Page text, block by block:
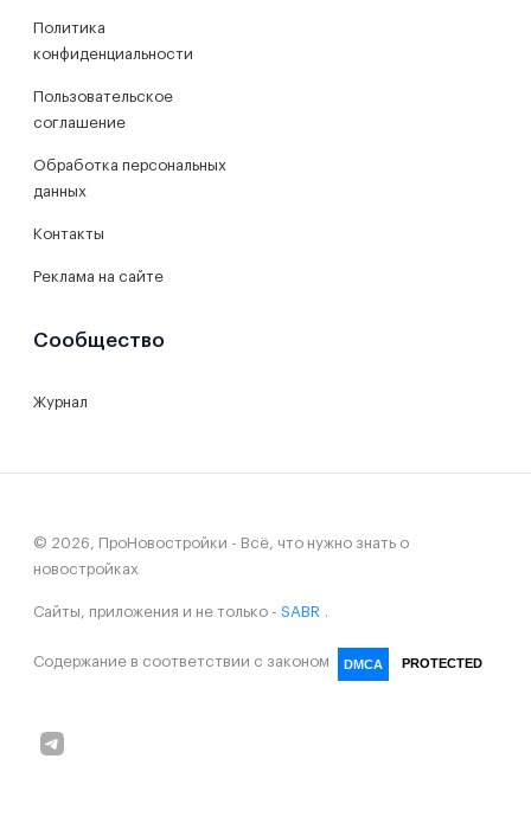
Политика
конфиденциальности
Пользовательское
соглашение
Обработка персональных
данных
Контакты
Реклама на сайте
Сообщество
Журнал
© 2026, ПроНовостройки - Всё, что нужно знать о
новостройках
Сайты, приложения и не только - SABR
Содержание в соответствии с законом DMCA PROTECTED